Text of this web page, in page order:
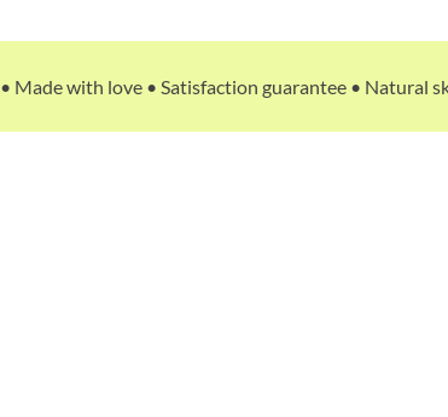
• Made with love • Satisfaction guarantee • Natural